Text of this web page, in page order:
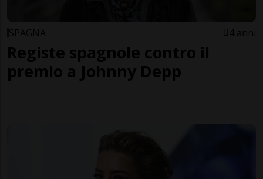
SPAGNA 4 anni
Registe spagnole contro il
premio a Johnny Depp